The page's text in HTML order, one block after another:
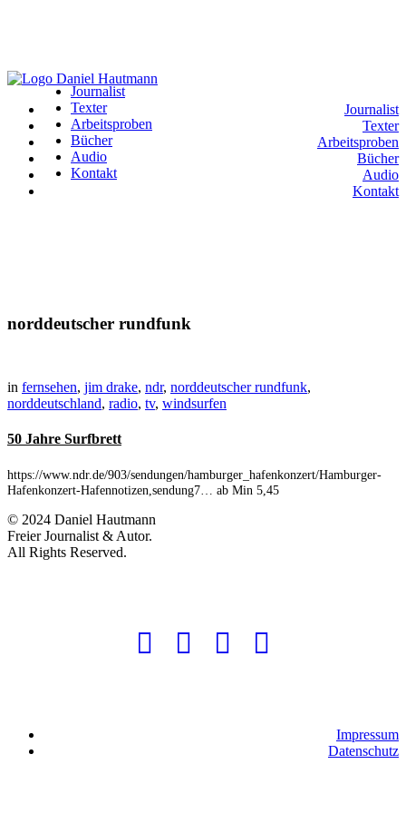
Journalist
Texter
Arbeitsproben
Bücher
Audio
Kontakt
Journalist
Texter
Arbeitsproben
Bücher
Audio
Kontakt
norddeutscher rundfunk
in fernsehen, jim drake, ndr, norddeutscher rundfunk,
norddeutschland, radio, tv, windsurfen
50 Jahre Surfbrett
https://www.ndr.de/903/sendungen/hamburger_hafenkonzert/Hamburger-
Hafenkonzert-Hafennotizen,sendung7… ab Min 5,45
© 2024 Daniel Hautmann
Freier Journalist & Autor.
All Rights Reserved.
Impressum
Datenschutz